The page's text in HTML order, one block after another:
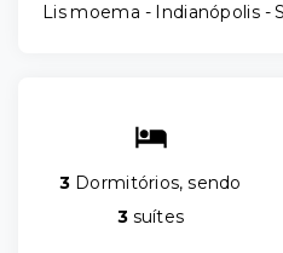
Lis moema - Indianópolis -
3 Dormitórios, sendo
3suítes